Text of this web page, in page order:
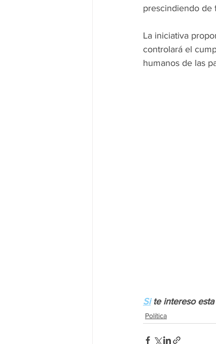
prescindiendo de
La iniciativa
controlará el
humanos de las
Si te intereso esta
Política